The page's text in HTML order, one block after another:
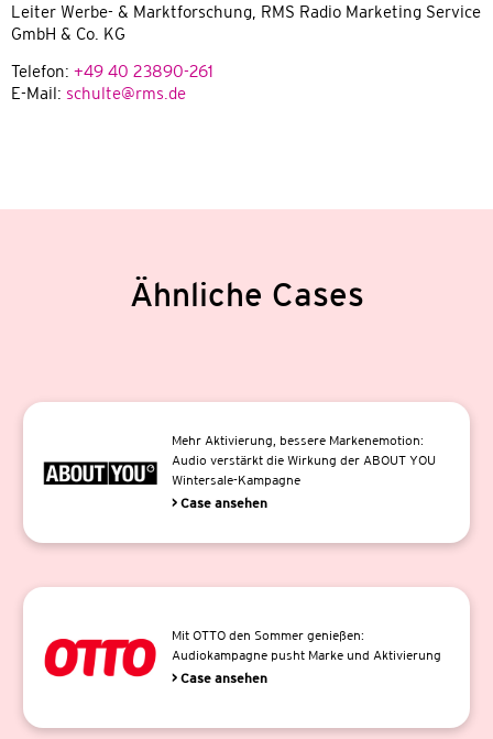
Leiter Werbe- & Marktforschung, RMS Radio Marketing Service
GmbH & Co. KG
Telefon: +49 40 23890-261
E-Mail: schulte@rms.de
Ähnliche Cases
Mehr Aktivierung, bessere Markenemotion:
Audio verstärkt die Wirkung der ABOUT YOU
Wintersale-Kampagne
> Case ansehen
Mit OTTO den Sommer genießen:
Audiokampagne pusht Marke und Aktivierung
> Case ansehen